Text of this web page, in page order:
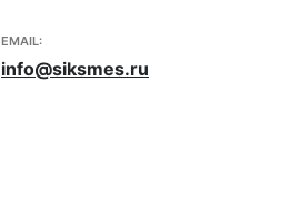
EMAIL:
info@siksmes.ru